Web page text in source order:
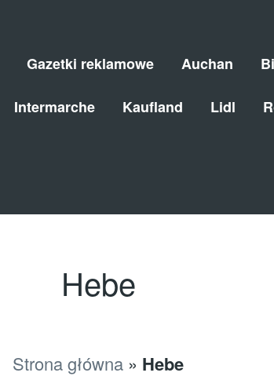
Gazetki reklamowe Auchan
Intermarche Kaufland Lidl
Hebe
Strona główna » Hebe